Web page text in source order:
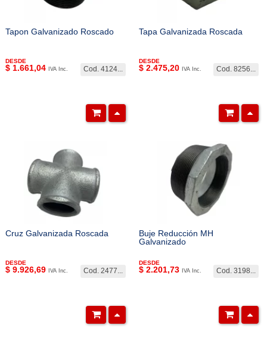
Tapon Galvanizado Roscado
Cod. 4124...
DESDE
$ 1.661,04 IVA Inc.
Tapa Galvanizada Roscada
Cod. 8256...
DESDE
$ 2.475,20 IVA Inc.
Cruz Galvanizada Roscada
Cod. 2477...
DESDE
$ 9.926,69 IVA Inc.
Buje Reducción MH
Galvanizado
Cod. 3198...
DESDE
$ 2.201,73 IVA Inc.